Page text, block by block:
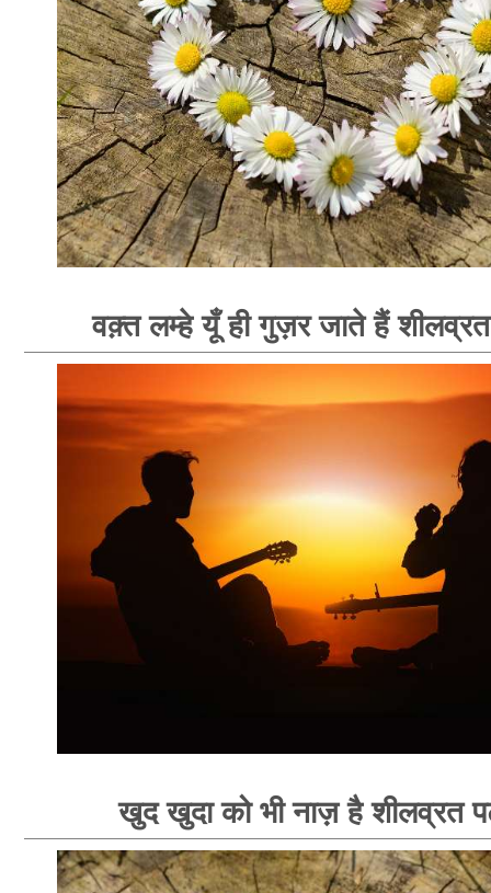
वक़्त लम्हे यूँ ही गुज़र जाते हैं शीलव्रत
खुद खुदा को भी नाज़ है शीलव्रत